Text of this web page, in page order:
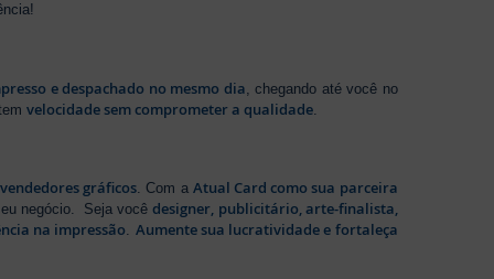
e despachado no mesmo dia , chegando até você no
velocidade sem comprometer a qualidade
gráficos. Com a Atual Card como sua parceira
negócio. Seja vocêdesigner, publicitário, arte-finalista,
na impressão. Aumente sua lucratividade e fortaleça